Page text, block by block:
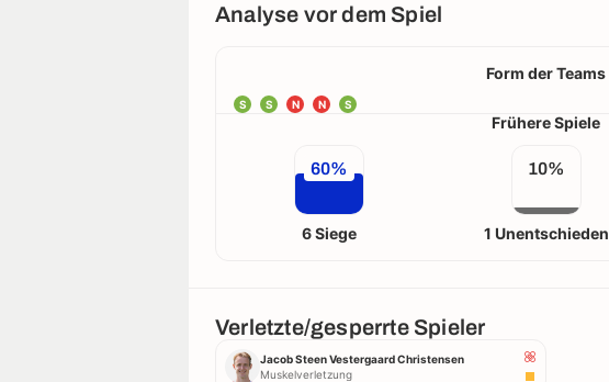
Analyse vor dem Spiel
Form der Teams
S S N N S
Frühere Spiele
60%
6 Siege
10%
1 Unentschieden
Verletzte/gesperrte Spieler
Jacob Steen Vestergaard Christensen
Muskelverletzung